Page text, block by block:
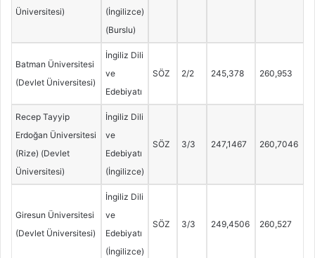
Üniversitesi)
(İngilizce)
(Burslu)
Batman Üniversitesi
(Devlet Üniversitesi)
İngiliz Dili
ve
Edebiyatı
SÖZ 2/2 245,378 260,953
Recep Tayyip
Erdoğan Üniversitesi
(Rize) (Devlet
Üniversitesi)
İngiliz Dili
ve
Edebiyatı
(İngilizce)
SÖZ 3/3 247,1467 260,7046
Giresun Üniversitesi
(Devlet Üniversitesi)
İngiliz Dili
ve
Edebiyatı
(İngilizce)
SÖZ 3/3 249,4506 260,527